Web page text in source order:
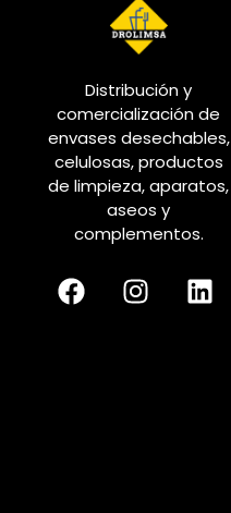
Distribución y
comercialización de
envases desechables,
celulosas, productos
de limpieza, aparatos,
aseos y
complementos.